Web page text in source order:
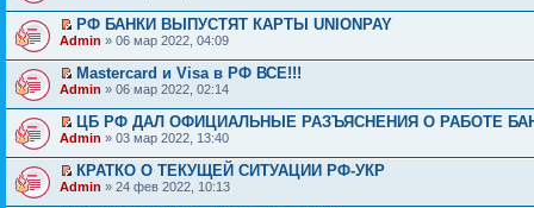
РФ БАНКИ ВЫПУСТЯТ КАРТЫ UNIONPAY
Admin » 06 мар 2022, 04:09
Mastercard и Visa в РФ ВСЕ!!!
Admin » 06 мар 2022, 02:14
ЦБ РФ ДАЛ ОФИЦИАЛЬНЫЕ РАЗЪЯСНЕНИЯ О РАБОТЕ
Admin » 03 мар 2022, 13:40
КРАТКО О ТЕКУЩЕЙ СИТУАЦИИ РФ-УКР
Admin » 24 фев 2022, 10:13